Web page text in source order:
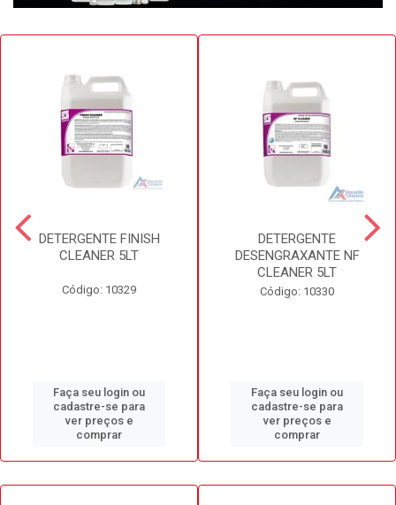
DETERGENTE FINISH
CLEANER 5LT
Código: 10329
Faça seu login ou
cadastre-se para
ver preços e
comprar
DETERGENTE
DESENGRAXANTE NF
CLEANER 5LT
Código: 10330
Faça seu login ou
cadastre-se para
ver preços e
comprar